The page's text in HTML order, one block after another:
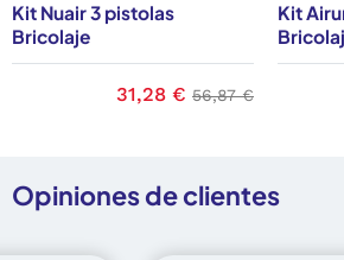
Kit Nuair 3 pistolas
Bricolaje
Precio
31,28 € Precio base
56,87 €
Kit
Opiniones de clientes